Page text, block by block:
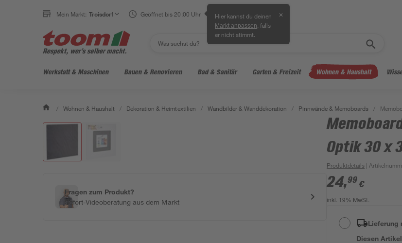
Mein Markt: Troisdorf Geöffnet bis 20:00 Uhr Hier kannst du deinen
Markt anpassen , falls
er nicht stimmt.
✕
Werkstatt & Maschinen Bauen & Renovieren Bad & Sanitär Garten & Freizeit Wohnen & Haushalt
/ Wohnen & Haushalt / Dekoration & Heimtextilien / Wandbilder & Wanddekoration / Pinnwände & Memoboards /
Fragen zum Produkt?
Sofort-Videoberatung aus dem Markt
Optik 30 x
Produktdetails |
24,99 €
inkl. 19% MwSt.
Lieferung
Diesen